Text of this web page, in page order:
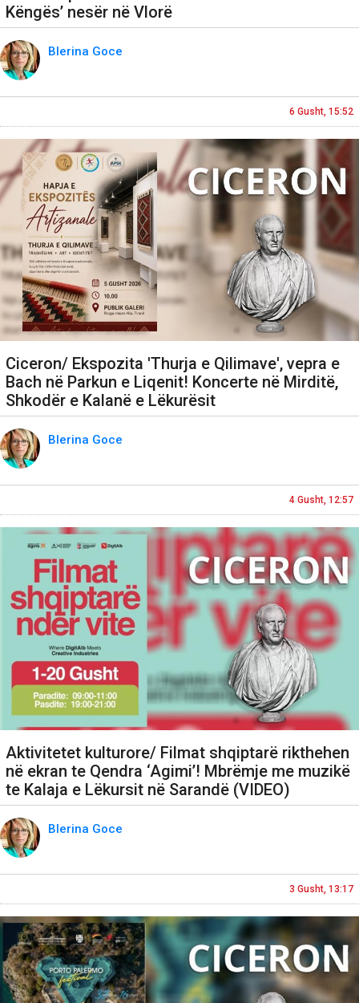
Këngës’ nesër në Vlorë
Blerina Goce
6 Gusht, 15:52
Ciceron/ Ekspozita 'Thurja e Qilimave', vepra e
Bach në Parkun e Liqenit! Koncerte në Mirditë,
Shkodër e Kalanë e Lëkurësit
Blerina Goce
4 Gusht, 12:57
Aktivitetet kulturore/ Filmat shqiptarë rikthehen
në ekran te Qendra ‘Agimi’! Mbrëmje me muzikë
te Kalaja e Lëkursit në Sarandë (VIDEO)
Blerina Goce
3 Gusht, 13:17